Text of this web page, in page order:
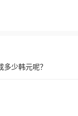
少韩元呢？